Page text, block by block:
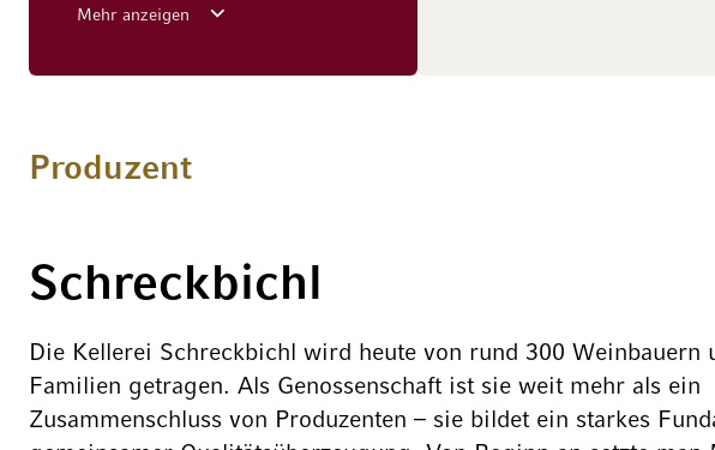
Abgang.
Mehr anzeigen
Produzent
Schreckbichl
Die Kellerei Schreckbichl wird heute von rund 300 Weinbauern
Familien getragen. Als Genossenschaft ist sie weit mehr als ein
Zusammenschluss von Produzenten – sie bildet ein starkes